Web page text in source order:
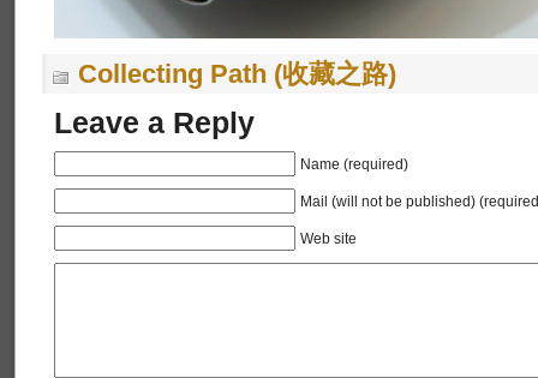
Collecting Path (收藏之路)
Leave a Reply
Name (required)
Mail (will not be published)
Web site